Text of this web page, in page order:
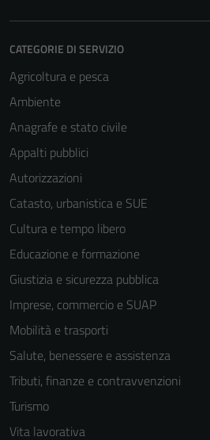
CATEGORIE DI SERVIZIO
Agricoltura e pesca
Ambiente
Anagrafe e stato civile
Appalti pubblici
Autorizzazioni
Catasto, urbanistica e SUE
Cultura e tempo libero
Educazione e formazione
Giustizia e sicurezza pubblica
Imprese, commercio e SUAP
Mobilità e trasporti
Salute, benessere e assistenza
Tributi, finanze e contravvenzioni
Turismo
Vita lavorativa